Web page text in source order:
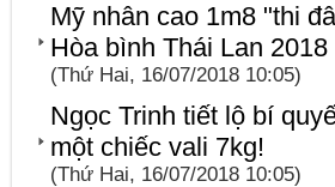
Mỹ nhân cao 1m8 "thi
Hòa bình Thái Lan 2018
(Thứ Hai, 16/07/2018 10:05)
Ngọc Trinh tiết lộ bí
một chiếc vali 7kg!
(Thứ Hai, 16/07/2018 10:05)